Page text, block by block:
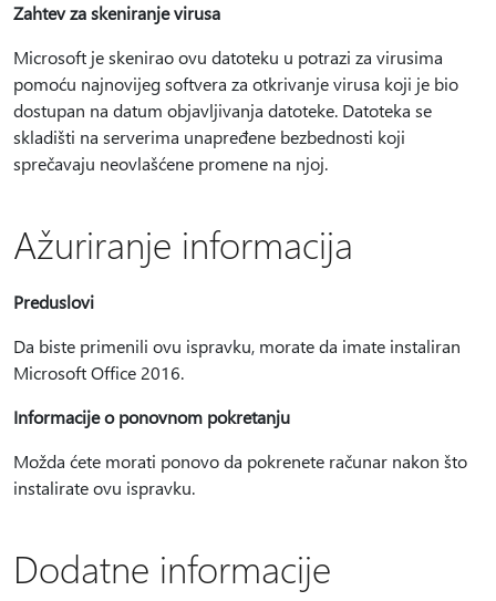
Zahtev za skeniranje virusa
Microsoft je skenirao ovu datoteku u potrazi za virusima
pomoću najnovijeg softvera za otkrivanje virusa koji je bio
dostupan na datum objavljivanja datoteke. Datoteka se
skladišti na serverima unapređene bezbednosti koji
sprečavaju neovlašćene promene na njoj.
Ažuriranje informacija
Preduslovi
Da biste primenili ovu ispravku, morate da imate instaliran
Microsoft Office 2016.
Informacije o ponovnom pokretanju
Možda ćete morati ponovo da pokrenete računar nakon što
instalirate ovu ispravku.
Dodatne informacije